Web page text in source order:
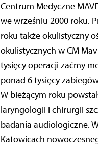
Centrum Medyczne
we wrześniu 2000 roku.
roku także okulistyczny
okulistycznych w CM
tysięcy operacji zaćmy
ponad 6 tysięcy
W bieżącym roku
laryngologii i chirurgii
badania audiologiczne.
Katowicach